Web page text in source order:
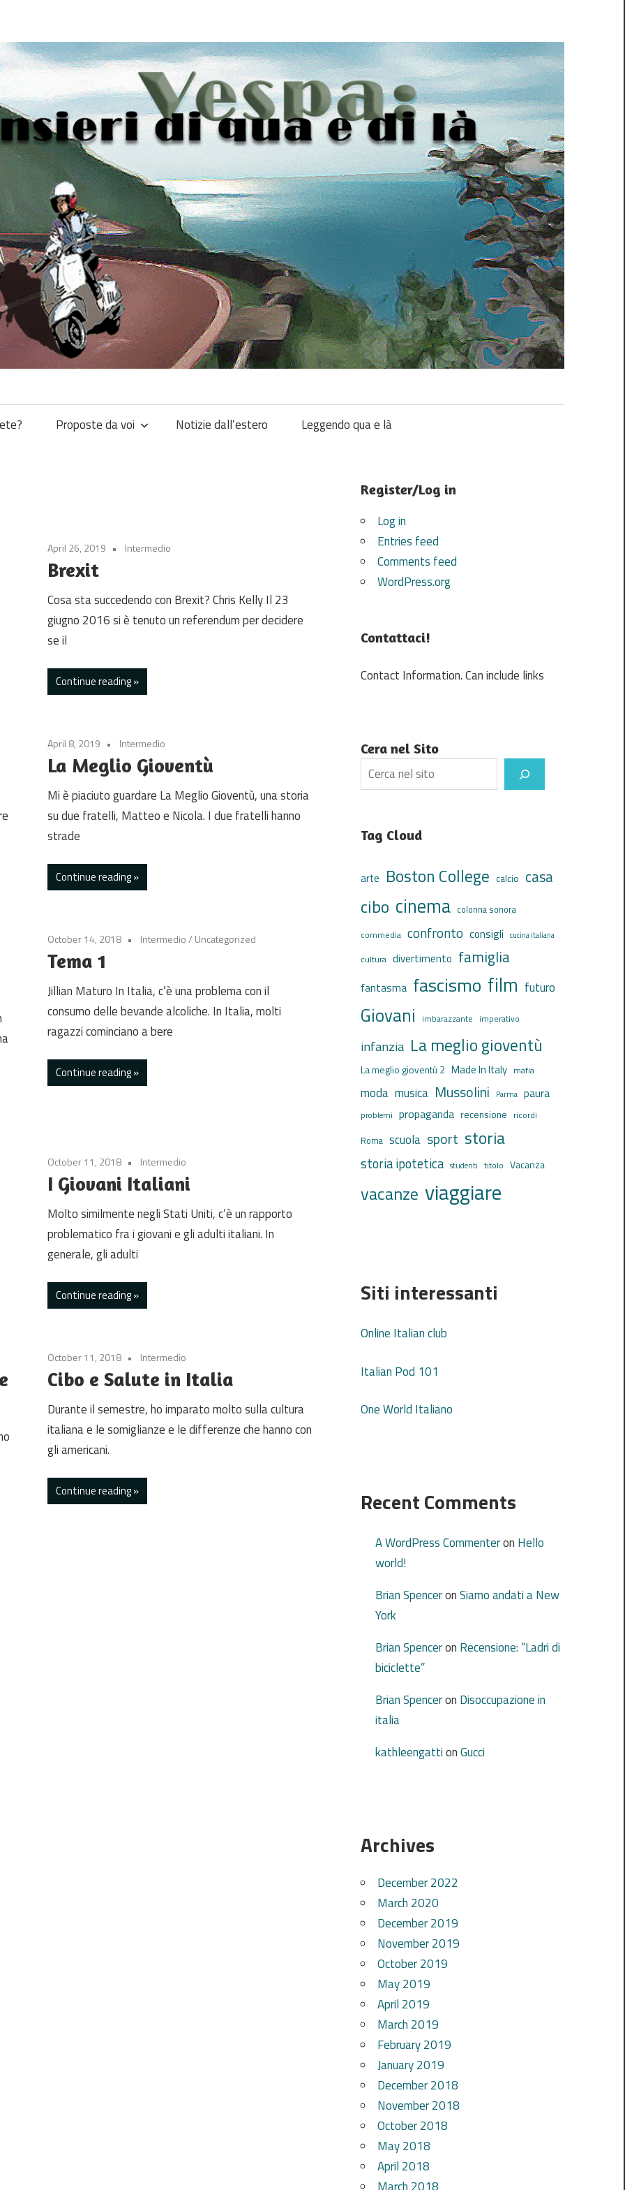
Proposte da voi Notizie dall’estero Leggendo qua e là
April 26, 2019 Intermedio
Brexit
Cosa sta succedendo con Brexit? Chris Kelly Il 23
giugno 2016 si è tenuto un referendum per decidere
se il
Continue reading
April 8, 2019 Intermedio
La Meglio Gioventù
Mi è piaciuto guardare La Meglio Gioventù, una storia
su due fratelli, Matteo e Nicola. I due fratelli hanno
strade
Continue reading
October 14, 2018 Intermedio/ Uncategorized
Tema 1
Jillian Maturo In Italia, c’è una problema con il
consumo delle bevande alcoliche. In Italia, molti
ragazzi cominciano a bere
Continue reading
October 11, 2018 Intermedio
I Giovani Italiani
Molto similmente negli Stati Uniti, c’è un rapporto
problematico fra i giovani e gli adulti italiani. In
generale, gli adulti
Continue reading
October 11, 2018 Intermedio
Cibo e Salute in Italia
Durante il semestre, ho imparato molto sulla cultura
italiana e le somiglianze e le differenze che hanno con
gli americani.
Continue reading
Register/Log in
Log in
Entries feed
Comments feed
WordPress.org
Contattaci!
Contact Information. Can include links
Cera nel Sito
Search
Tag Cloud
arte Boston College calcio casa
cibo cinema colonna sonora
commedia confronto consigli cucina italiana
cultura divertimento famiglia
fantasma fascismo film futuro
Giovani imbarazzante imperativo
infanzia La meglio gioventù
La meglio gioventù 2 Made In Italy mafia
moda musica Mussolini Parma paura
problemi propaganda recensione ricordi
Roma scuola sport storia
storia ipotetica studenti titolo Vacanza
vacanze viaggiare
Siti interessanti
Online Italian club
Italian Pod 101
One World Italiano
Recent Comments
A WordPress Commenteron Hello
world!
Brian SpenceronSiamo andati a New
York
Brian Spenceron Recensione: “Ladri di
biciclette”
Brian Spenceron Disoccupazione in
italia
kathleengattionGucci
Archives
December 2022
March 2020
December 2019
November 2019
October 2019
May 2019
April 2019
March 2019
February 2019
January 2019
December 2018
November 2018
October 2018
May 2018
April 2018
March 2018